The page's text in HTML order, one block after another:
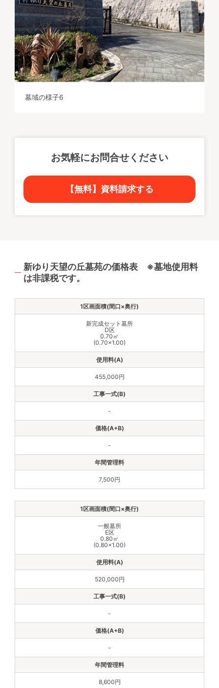
墓域の様子6
お気軽にお問合せください
【無料】資料請求する
新ゆり天望の丘墓苑の価格表 ※墓地使用料
は非課税です。
新完成セット墓所
D区
0.70㎡
(0.70×1.00)
455,000円
-
-
7,500円
一般墓所
E区
0.80㎡
(0.80×1.00)
520,000円
-
-
8,600円